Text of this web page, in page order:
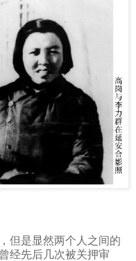
但是显然两个人之间的
经先后几次被关押审